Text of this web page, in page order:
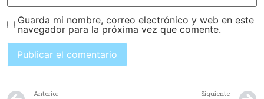
Guarda mi nombre, correo electrónico y web en este
navegador para la próxima vez que comente.
Anterior Siguiente